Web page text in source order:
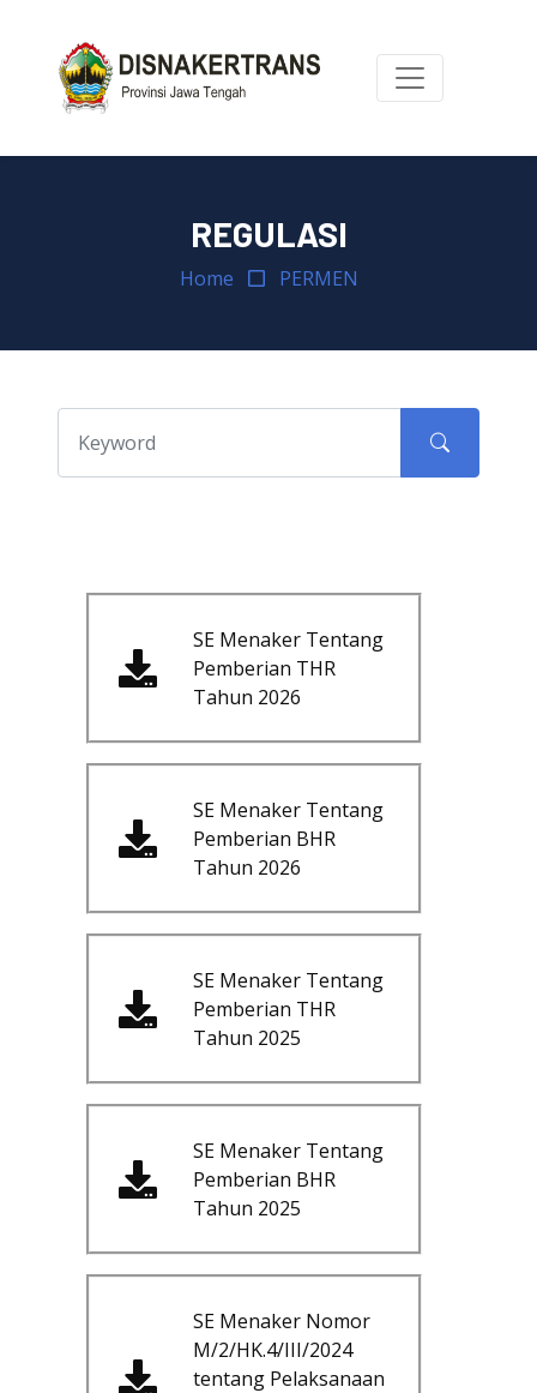
REGULASI
Home PERMEN
SE Menaker Tentang
Pemberian THR
Tahun 2026
SE Menaker Tentang
Pemberian BHR
Tahun 2026
SE Menaker Tentang
Pemberian THR
Tahun 2025
SE Menaker Tentang
Pemberian BHR
Tahun 2025
SE Menaker Nomor
M/2/HK.4/III/2024
tentang Pelaksanaan